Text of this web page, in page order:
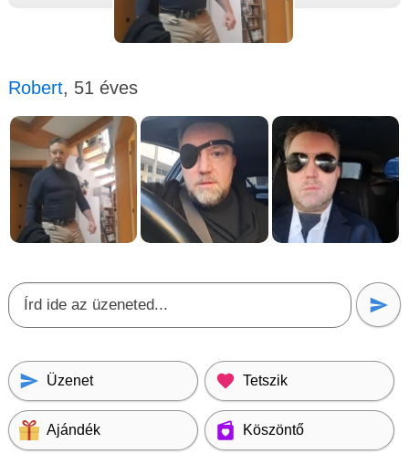
Robert, 51 éves
Üzenet Tetszik
Ajándék Köszöntő